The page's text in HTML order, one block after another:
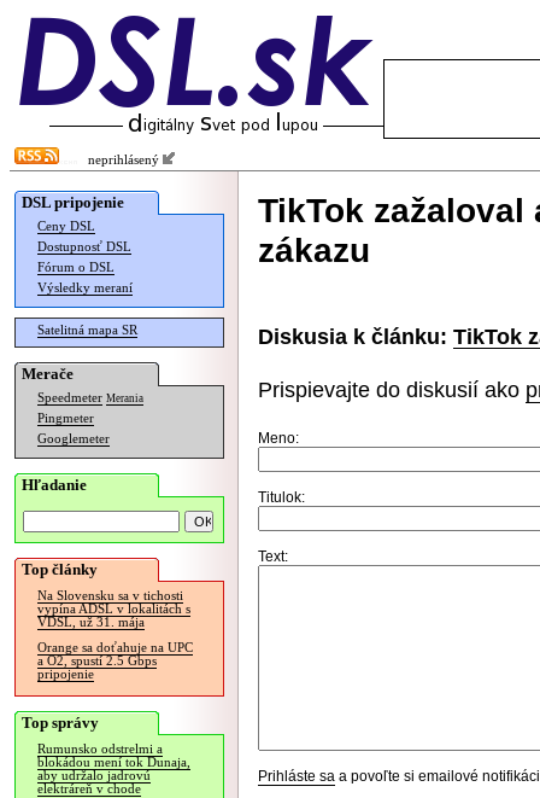
neprihlásený
DSL pripojenie
Ceny DSL
Dostupnosť DSL
Fórum o DSL
Výsledky meraní
Satelitná mapa SR
Merače
Speedmeter Merania
Pingmeter
Googlemeter
Hľadanie
Top články
Na Slovensku sa v tichosti
vypína ADSL v lokalitách s
VDSL, už 31. mája
Orange sa doťahuje na UPC
a O2, spustí 2.5 Gbps
pripojenie
Top správy
Rumunsko odstrelmi a
blokádou mení tok Dunaja,
aby udržalo jadrovú
elektráreň v chode
TikTok
zákazu
Diskusia k článku: TikTok
Prispievajte do diskusií ako
Meno:
Titulok:
Text:
Prihláste sa a povoľte si emailové